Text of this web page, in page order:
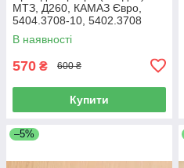
МТЗ, Д260, КАМАЗ Євро,
5404.3708-10, 5402.3708
В наявності
570 ₴ 600 ₴
Купити
–5%